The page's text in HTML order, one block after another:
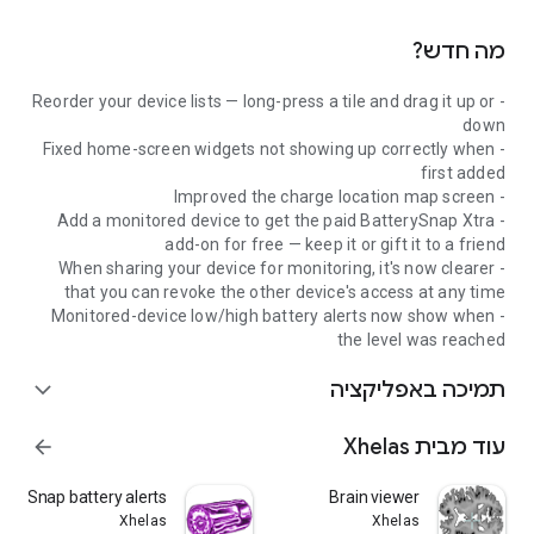
★ אופטימיזציה של סוללת אנדרואיד
אנדרואיד משהה אפליקציות רקע כדי לחסוך בחשמל. לקבלת גרפים
הסוללה בהגדרות.
★ BatterySnap Xtra
חינם בבסיסו. שדרגו ל-Xtra כדי להסיר פרסומות, לקבל התראות
חכמות על סוללה גבוהה ונמוכה עם ספים מותאמים אישית לכל
מכשיר, להצמיד את הרמה לסרגל ההתראות שלכם ולפתוח סגנונות
ווידג'ט נוספים.
חבר, בן משפחה או מכשיר משני משלכם לניטור - שמרו את הקוד או
★ אוהבים את BatterySnap?
דוא"ל - אנחנו קוראים כל הודעה.
מה חדש?
- Reorder your device lists — long-press a tile and drag it up or
down
- Fixed home-screen widgets not showing up correctly when
first added
- Improved the charge location map screen
- Add a monitored device to get the paid BatterySnap Xtra
add-on for free — keep it or gift it to a friend
- When sharing your device for monitoring, it's now clearer
that you can revoke the other device's access at any time
- Monitored-device low/high battery alerts now show when
the level was reached
תמיכה באפליקציה expand_more
‫עוד מבית Xhelas‎ arrow_forward
Brain viewer
Xhelas
battery alerts
Xhelas